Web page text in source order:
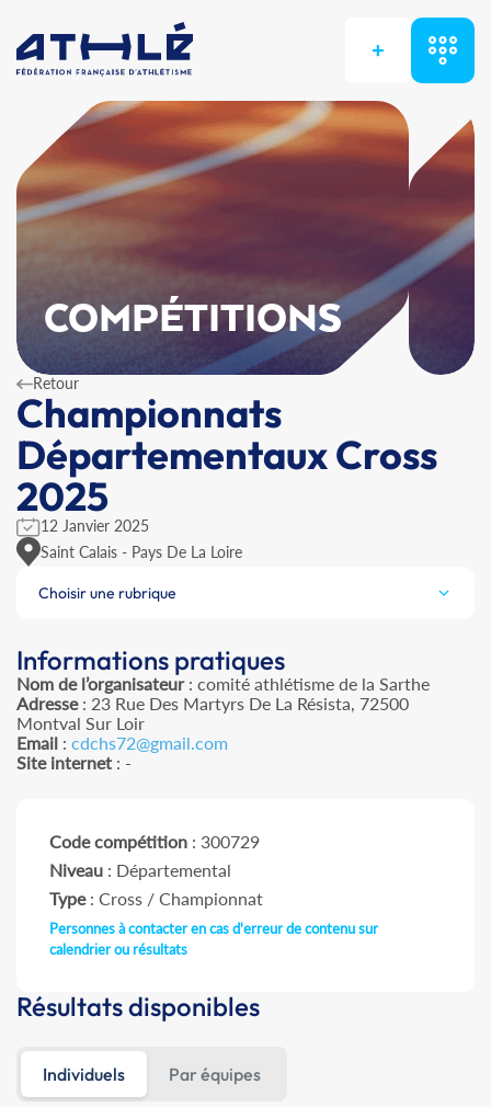
+
COMPÉTITIONS
Retour
Championnats
Départementaux Cross
2025
12 Janvier 2025
Saint Calais - Pays De La Loire
Choisir une rubrique
Informations pratiques
Nom de l’organisateur: comité athlétisme de la Sarthe
Adresse: 23 Rue Des Martyrs De La Résista, 72500
Montval Sur Loir
Email : cdchs72@gmail.com
Site internet : -
Code compétition : 300729
Niveau : Départemental
Type: Cross / Championnat
Personnes à contacter en cas d'erreur de contenu sur
calendrier ou résultats
Résultats disponibles
Individuels Par équipes